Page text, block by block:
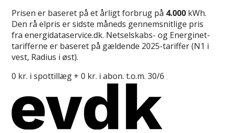
Prisen er baseret på et årligt forbrug på 4.000 kWh.
Den rå elpris er sidste måneds gennemsnitlige pris
fra energidataservice.dk. Netselskabs- og Energinet-
tarifferne er baseret på gældende 2025-tariffer (N1 i
vest, Radius i øst).
0 kr. i spottillæg + 0 kr. i abon. t.o.m. 30/6